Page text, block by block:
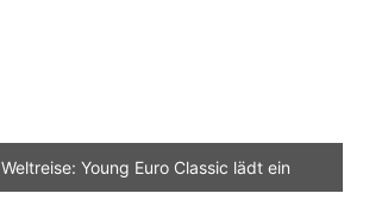
Weltreise: Young Euro Classic lädt ein